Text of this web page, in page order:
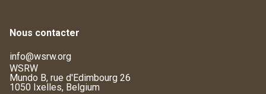
Nous contacter
info@wsrw.org
WSRW
Mundo B, rue d'Edimbourg 26
1050 Ixelles, Belgium